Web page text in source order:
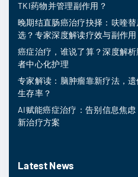
TKI药物并管理副作用？
晚期结直肠癌治疗抉择：呋喹
选？专家深度解读疗效与副作用
癌症治疗，谁说了算？深度解
者中心化护理
专家解读：脑肿瘤靠新疗法，
生存率？
AI赋能癌症治疗：告别信息焦
新治疗方案
Latest News